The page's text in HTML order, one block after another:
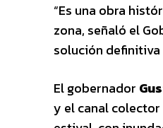
“Es una obra
zona, señaló el
solución definitiva
El gobernador
y el canal